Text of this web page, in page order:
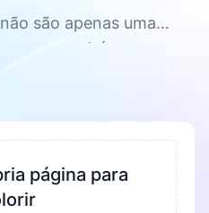
são apenas uma
mas também uma
o
crianças. Elas podem
e a paciência,
a imaginação. Durante
mão olho e
das crianças são
de Cinderela estão
página para